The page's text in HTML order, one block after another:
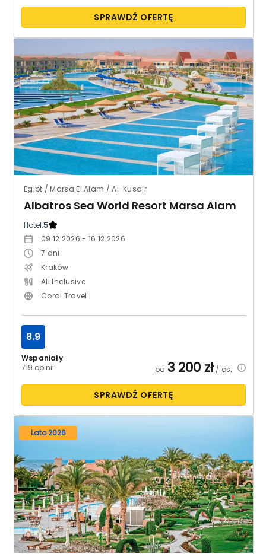
SPRAWDŹ OFERTĘ
Egipt / Marsa El Alam / Al-Kusajr
Albatros Sea World Resort Marsa Alam
Hotel:5
09.12.2026 - 16.12.2026
7 dni
Kraków
All Inclusive
Coral Travel
Wspaniały
719 opinii
8.9
od 3 200 zł/ os.
SPRAWDŹ OFERTĘ
Lato 2026